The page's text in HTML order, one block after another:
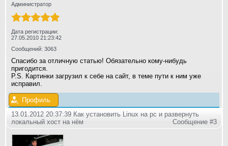
Администратор
Дата регистрации:
27.05.2010 21:23:42
Сообщений: 3063
Спасибо за отличную статью! Обязательно кому-нибудь
пригодится.
P.S. Картинки загрузил к себе на сайт, в теме пути к ним уже
исправил.
Профиль
13.01.2012 20:37:39 Как установить Linux на pc и развернуть
локальный хост на нём
Сообщение #3